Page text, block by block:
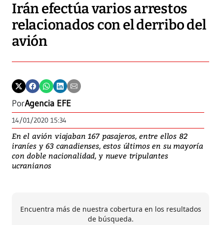
Irán efectúa varios arrestos
relacionados con el derribo del
avión
PorAgencia EFE
14/01/2020 15:34
En el avión viajaban 167 pasajeros, entre ellos 82
iraníes y 63 canadienses, estos últimos en su mayoría
con doble nacionalidad, y nueve tripulantes
ucranianos
Encuentra más de nuestra cobertura en los resultados
de búsqueda.